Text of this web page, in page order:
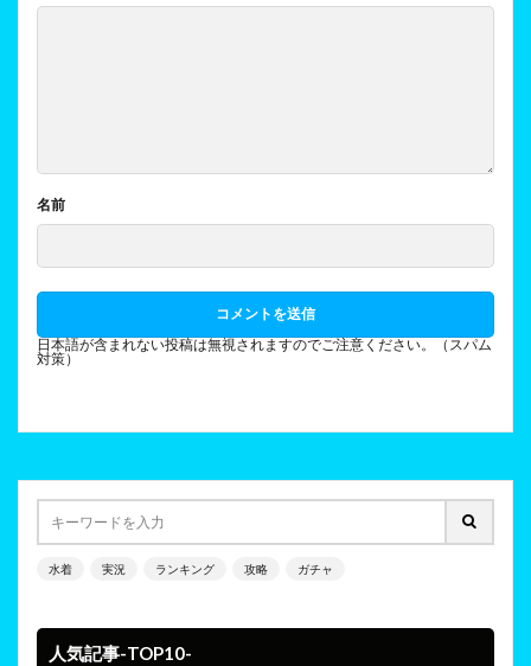
名前
日本語が含まれない投稿は無視されますのでご注意ください。（スパム
対策）
水着 実況 ランキング 攻略 ガチャ
人気記事-TOP10-